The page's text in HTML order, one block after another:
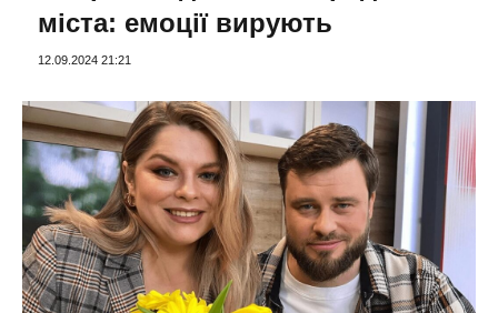
міста: емоції вирують
12.09.2024 21:21